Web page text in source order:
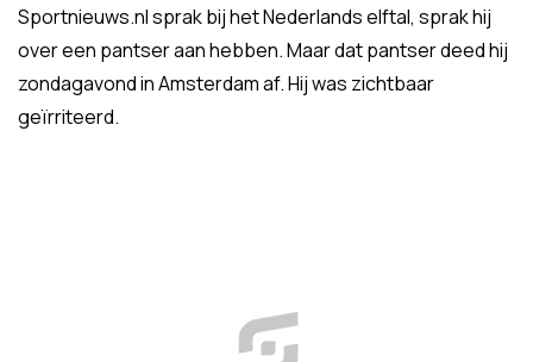
Sportnieuws.nl sprak bij het Nederlands elftal, sprak hij
over een pantser aan hebben. Maar dat pantser deed hij
zondagavond in Amsterdam af. Hij was zichtbaar
geïrriteerd.